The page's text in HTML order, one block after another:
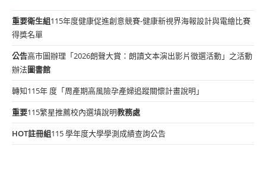
重要衛生組115年度健康促進創意競賽-健康新視界海報設計與電繪比賽
得獎名單
公告高市圖辦理「2026朗聲大賞：朗讀文本演出影片徵選活動」之活動
辦法圖書館
轉知115年 度「周產期高風險孕產婦追蹤關懷計畫說明」
重要115繁星推薦校內選填說明教務處
HOT註冊組115 學年度大學學測成績查詢公告